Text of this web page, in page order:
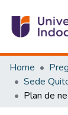
Communities
All of DSpace
Statistics
Home
Sede